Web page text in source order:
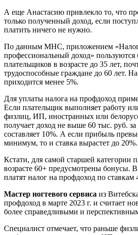
А еще Анастасию привлекло то, что
только полученный доход, если
платить ничего не нужно.
По данным МНС, приложением
профессиональный доход» пользуются
плательщиков в возрасте до 35 лет,
трудоспособные граждане до 60 лет.
приходится менее 5%.
Для уплаты налога на профдоход
Если плательщик выполняет работу
физлиц, ИП, иностранных или
получает доход не выше 60 тыс. руб. за
составляет 10%. А если прибыль
минимум, то и ставка вырастет до 20%.
Кстати, для самой старшей категории
возрасте 60+ предусмотрены бонусы.
платят налог на профдоход по ставкам
Мастер ногтевого сервиса из
профдоход в марте 2023 г. и считает
более справедливыми и
Специалист отмечает, что раньше